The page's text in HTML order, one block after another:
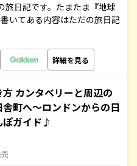
旅日記です。たまたま『地球
いてある内容はただの旅日記
詳細を見る
カンタベリーと周辺の
町へ～ロンドンからの日
ぽガイド♪